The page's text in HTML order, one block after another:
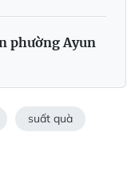
phường Ayun
suất quà